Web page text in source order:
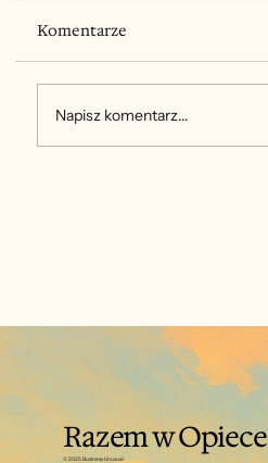
się podopiecznego?
Komentarze
Napisz komentarz...
Razem w Opiece
© 2025 Business Unusual